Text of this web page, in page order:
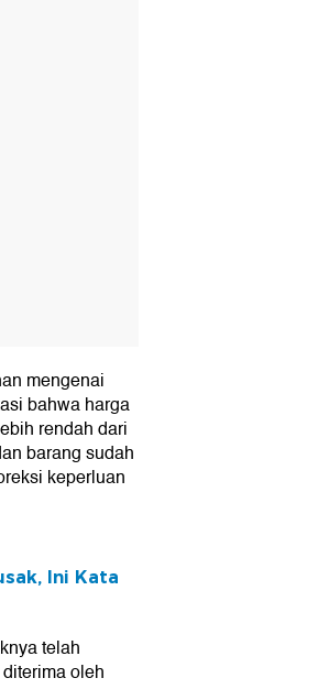
mengenai
bahwa harga
rendah dari
barang sudah
keperluan
Ini Kata
telah
oleh